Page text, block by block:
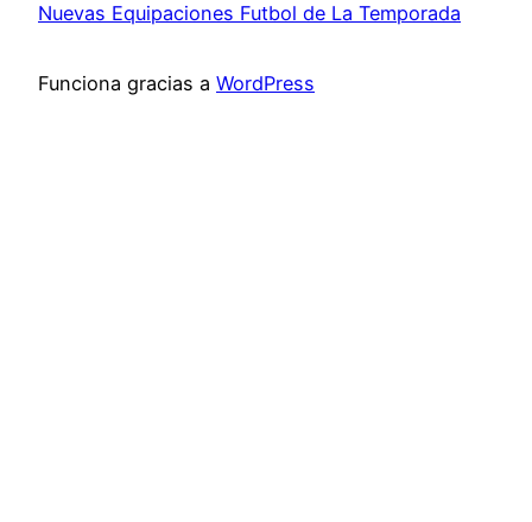
Nuevas Equipaciones Futbol de La Temporada
Funciona gracias a WordPress